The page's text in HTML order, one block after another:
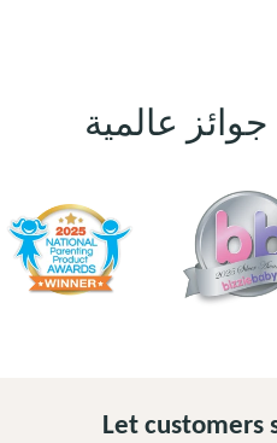
عالمية
Let customers